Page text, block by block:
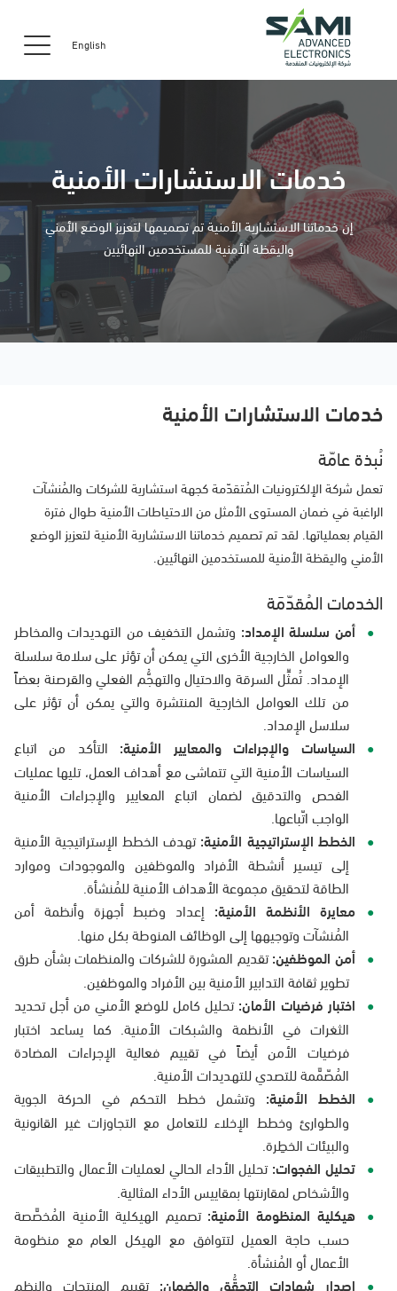
English
خدمات الاستشارات الأمنية
إن خدماتنا الاستشارية الأمنية تم تصميمها لتعزيز الوضع الأمني
واليقظة الأمنية للمستخدمين النهائيين
خدمات الاستشارات الأمنية
نُبذة عامّة
تعمل شركة الإلكترونيات المُتقدّمة كجهة استشارية للشركات والمُنشآت
الراغبة في ضمان المستوى الأمثل من الاحتياطات الأمنية طوال فترة
القيام بعملياتها. لقد تم تصميم خدماتنا الاستشارية الأمنية لتعزيز الوضع
الأمني واليقظة الأمنية للمستخدمين النهائيين.
الخدمات المُقدّمَة
أمن سلسلة الإمداد: وتشمل التخفيف من التهديدات والمخاطر
والعوامل الخارجية الأخرى التي يمكن أن تؤثر على سلامة سلسلة
الإمداد. تُمثِّل السرقة والاحتيال والتهجُّم الفعلي والقرصنة بعضاً
من تلك العوامل الخارجية المنتشرة والتي يمكن أن تؤثر على
سلاسل الإمداد.
السياسات والإجراءات والمعايير الأمنية: التأكد من اتباع
السياسات الأمنية التي تتماشى مع أهداف العمل، تليها عمليات
الفحص والتدقيق لضمان اتباع المعايير والإجراءات الأمنية
الواجب اتّباعها.
الخطط الإستراتيجية الأمنية:تهدف الخطط الإستراتيجية الأمنية
إلى تيسير أنشطة الأفراد والموظفين والموجودات وموارد
الطاقة لتحقيق مجموعة الأهداف الأمنية للمُنشأة.
معايرة الأنظمة الأمنية: إعداد وضبط أجهزة وأنظمة أمن
المُنشآت وتوجيهها إلى الوظائف المنوطة بكل منها.
أمن الموظفين:تقديم المشورة للشركات والمنظمات بشأن طرق
تطوير ثقافة التدابير الأمنية بين الأفراد والموظفين.
اختبار فرضيات الأمان:تحليل كامل للوضع الأمني من أجل تحديد
الثغرات في الأنظمة والشبكات الأمنية. كما يساعد اختبار
فرضيات الأمن أيضاً في تقييم فعالية الإجراءات المضادة
المُصّمَّمة للتصدي للتهديدات الأمنية.
الخطط الأمنية: وتشمل خطط التحكم في الحركة الجوية
والطوارئ وخطط الإخلاء للتعامل مع التجاوزات غير القانونية
والبيئات الخطِرة.
تحليل الفجوات:تحليل الأداء الحالي لعمليات الأعمال والتطبيقات
والأشخاص لمقارنتها بمقاييس الأداء المثالية.
هيكلية المنظومة الأمنية:تصميم الهيكلية الأمنية المُخصَّصة
حسب حاجة العميل لتتوافق مع الهيكل العام مع منظومة
الأعمال أو المُنشأة.
إصدار شهادات التحقُّق والضمان:تقييم المنتجات والنظم